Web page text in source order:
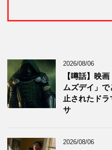
2026/08/06
【噂話】映
ムズデイ」で
止されたド
サ
2026/08/06